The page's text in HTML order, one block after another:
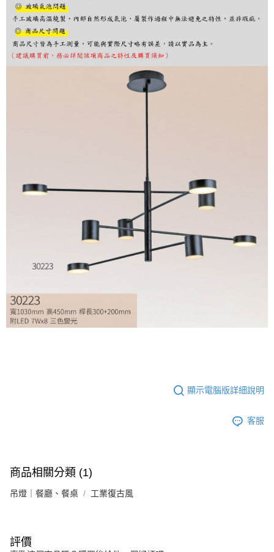
購買商品的店家。未經商家同意取消之訂單仍視為有效，需透過AFTEE先享
後付繳納相關費用。
※ 交易是否成功請以「AFTEE先享後付 」之結帳頁面顯示為準，若有關於
是否繳費成功／繳費後需取消欲退款等相關疑問，請聯繫「AFTEE先享後付
客戶支援中心」
https://netprotections.freshdesk.com/support/home
１．透過由恩沛科技股份有限公司提供之「AFTEE先享後付」服務完成之交
易，需依本服務之必要範圍內提供個人資料，並將交易相關給付款項請求債
時審查核予不同之上限額度；若仍有額度不足之情形，本公司將視審查結果
請求用戶進行身份認證。
５．嚴禁一人註冊多個帳號或使用他人資訊註冊。若發現惡意使用之情形，
恩沛科技股份有限公司將有權停止該用戶之使用額度並採取法律行動。
顯示電腦版詳細說明
客服
商品相關分類 (1)
吊燈｜餐廳、餐桌 工業復古風
評價